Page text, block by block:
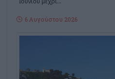
6 Αυγούστου 2026